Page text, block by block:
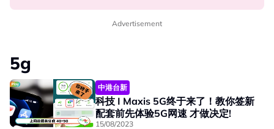
Advertisement
5g
中港台新
科技 I Maxis 5G终于来了！教你签新
配套前先体验5G网速 才做决定!
15/08/2023